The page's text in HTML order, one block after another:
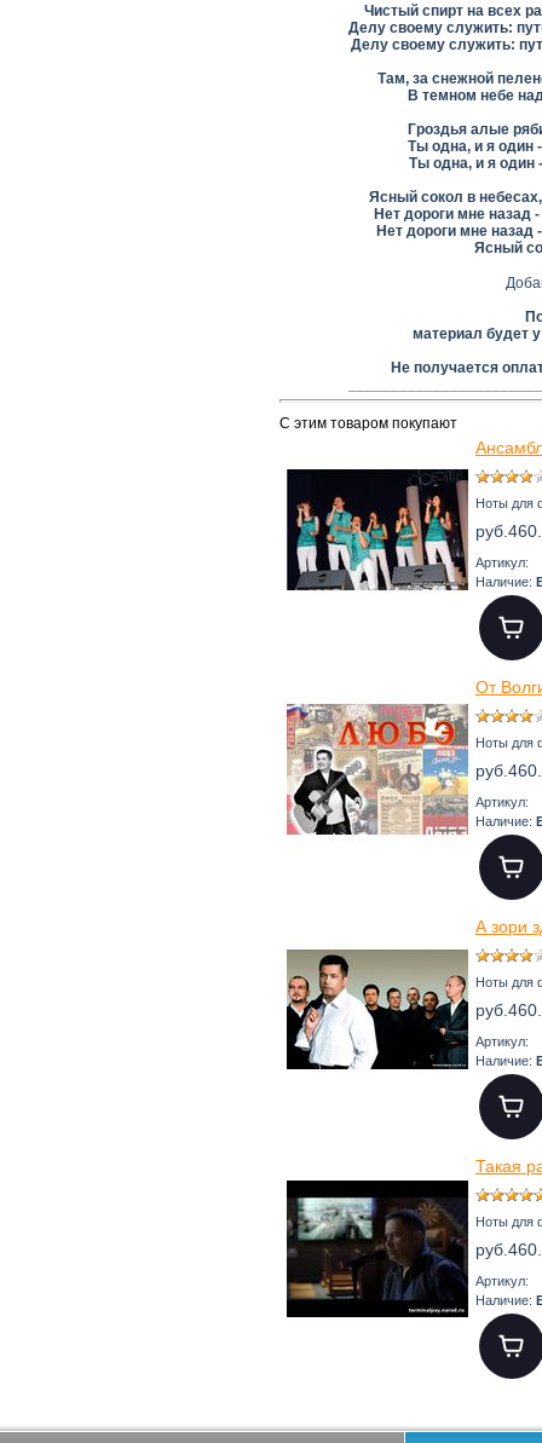
Чистый спирт на всех
Делу своему служить:
Делу своему служить:
Там, за снежной
В темном небе
Гроздья алые
Ты одна, и я один
Ты одна, и я один
Ясный сокол в
Нет дороги мне назад
Нет дороги мне назад
Ясный
материал будет
Не получается
С этим товаром покупают
Ноты для
Артикул:
Наличие:
От
Ноты для
Артикул:
Наличие:
А зори
Ноты для
Артикул:
Наличие:
Такая
Ноты для
Артикул:
Наличие: